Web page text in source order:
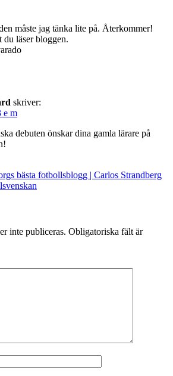
måste jag tänka lite på. Återkommer!
du läser bloggen.
skriver:
e m
debuten önskar dina gamla lärare på
bästa fotbollsblogg | Carlos Strandberg
inte publiceras. Obligatoriska fält är